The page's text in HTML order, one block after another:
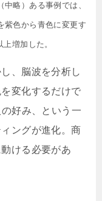
略）ある事例では、
紫色から青色に変更す
増加した。
、脳波を分析し
変化するだけで
好み、という一
ングが進化。商
ける必要があ